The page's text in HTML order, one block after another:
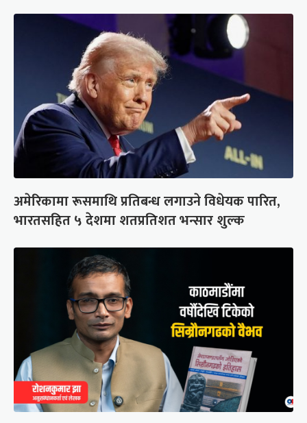
अमेरिकामा रूसमाथि प्रतिबन्ध लगाउने विधेयक पारित,
भारतसहित ५ देशमा शतप्रतिशत भन्सार शुल्क